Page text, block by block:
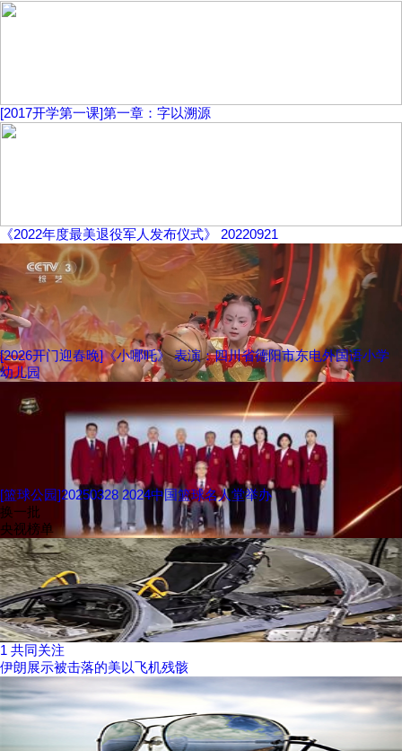
[2017开学第一课]第一章：字以溯源
《2022年度最美退役军人发布仪式》 20220921
[2026开门迎春晚]《小哪吒》 表演：四川省德阳市东电外国语小学
幼儿园
[篮球公园]20250328 2024中国篮球名人堂举办
换一批
央视榜单
1 共同关注
伊朗展示被击落的美以飞机残骸